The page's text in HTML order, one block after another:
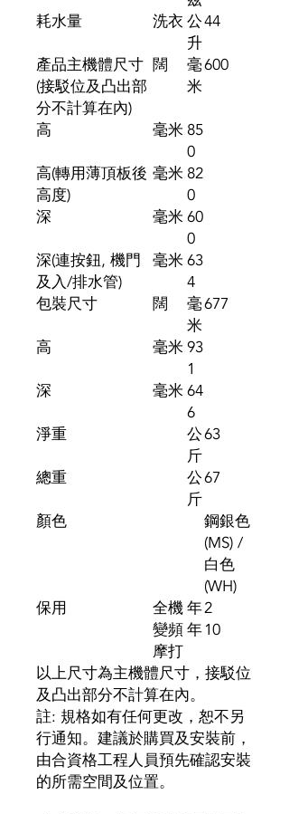
耗水量
洗衣 公
升
44
產品主機體尺寸
(接駁位及凸出部
分不計算在內)
闊
毫
米
600
高 毫米 85
0
高(轉用薄頂板後
高度)
毫米 82
0
深
毫米 60
0
深(連按鈕, 機門
及入/排水管)
毫米 63
4
包裝尺寸
闊
毫
米
677
高 毫米 93
1
深
毫米 64
6
淨重
公
斤
63
總重
公
斤
67
顏色
鋼銀色
(MS) /
白色
(WH)
保用
全機年2
變頻
摩打
年10
以上尺寸為主機體尺寸，接駁位
及凸出部分不計算在內。
註: 規格如有任何更改，恕不另
行通知。建議於購買及安裝前，
由合資格工程人員預先確認安裝
的所需空間及位置。